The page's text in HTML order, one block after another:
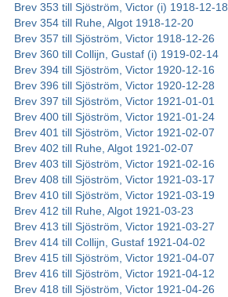
Brev 353 till Sjöström, Victor (i) 1918-12-18
Brev 354 till Ruhe, Algot 1918-12-20
Brev 357 till Sjöström, Victor 1918-12-26
Brev 360 till Collijn, Gustaf (i) 1919-02-14
Brev 394 till Sjöström, Victor 1920-12-16
Brev 396 till Sjöström, Victor 1920-12-28
Brev 397 till Sjöström, Victor 1921-01-01
Brev 400 till Sjöström, Victor 1921-01-24
Brev 401 till Sjöström, Victor 1921-02-07
Brev 402 till Ruhe, Algot 1921-02-07
Brev 403 till Sjöström, Victor 1921-02-16
Brev 408 till Sjöström, Victor 1921-03-17
Brev 410 till Sjöström, Victor 1921-03-19
Brev 412 till Ruhe, Algot 1921-03-23
Brev 413 till Sjöström, Victor 1921-03-27
Brev 414 till Collijn, Gustaf 1921-04-02
Brev 415 till Sjöström, Victor 1921-04-07
Brev 416 till Sjöström, Victor 1921-04-12
Brev 418 till Sjöström, Victor 1921-04-26